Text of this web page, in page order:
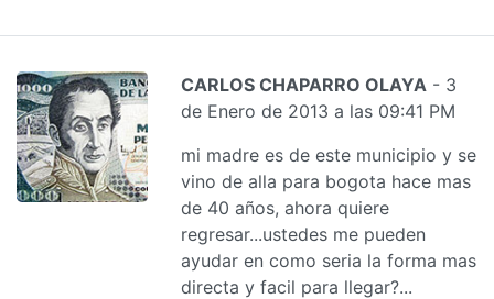
CARLOS CHAPARRO OLAYA - 3
de Enero de 2013 a las 09:41 PM
mi madre es de este municipio y se
vino de alla para bogota hace mas
de 40 años, ahora quiere
regresar...ustedes me pueden
ayudar en como seria la forma mas
directa y facil para llegar?...